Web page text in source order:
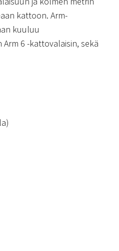
kattoon. Arm-
kuuluu
6 -kattovalaisin, sekä